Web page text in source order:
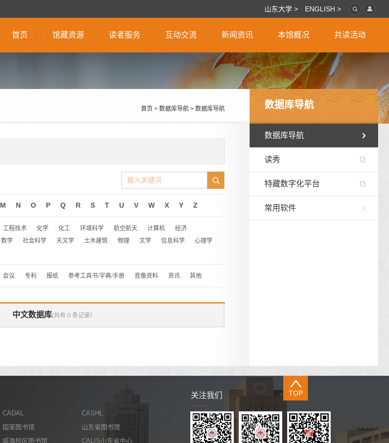
山东大学 > ENGLISH >
首页 馆藏资源 读者服务 互动交流 新闻资讯 本馆概况 共读活动
数据库导航
数据库导航
读秀
特藏数字化平台
常用软件
首页 > 数据库导航 > 数据库导航
M N O P Q R S T U V W X Y Z
工程技术 化学 化工 环境科学 航空航天 计算机
经济
数学 社会科学 天文学 土木建筑 物理 文学 信息科学
心理学
会议 专利 报纸 参考工具书/字典/手册 音像资料 资讯 其他
中文数据库(共有 0 条记录）
TOP
CADAL
CASHL
国家图书馆
山东省图书馆
威海校区图书馆 CALIS山东省中心
关注我们